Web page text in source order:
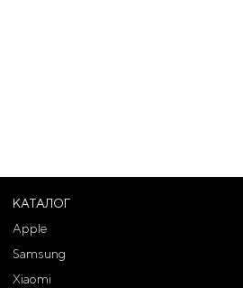
КАТАЛОГ
Apple
Samsung
Xiaomi